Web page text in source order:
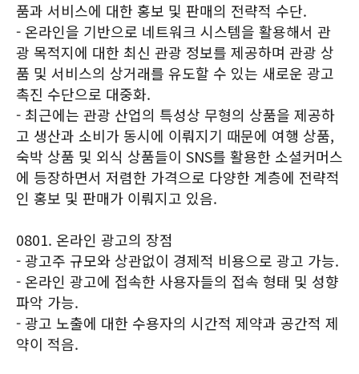
품과 서비스에 대한 홍보 및 판매의 전략적 수단.
- 온라인을 기반으로 네트워크 시스템을 활용해서 관
광 목적지에 대한 최신 관광 정보를 제공하며 관광 상
품 및 서비스의 상거래를 유도할 수 있는 새로운 광고
촉진 수단으로 대중화.
- 최근에는 관광 산업의 특성상 무형의 상품을 제공하
고 생산과 소비가 동시에 이뤄지기 때문에 여행 상품,
숙박 상품 및 외식 상품들이 SNS를 활용한 소셜커머스
에 등장하면서 저렴한 가격으로 다양한 계층에 전략적
인 홍보 및 판매가 이뤄지고 있음.
0801. 온라인 광고의 장점
- 광고주 규모와 상관없이 경제적 비용으로 광고 가능.
- 온라인 광고에 접속한 사용자들의 접속 형태 및 성향
파악 가능.
- 광고 노출에 대한 수용자의 시간적 제약과 공간적 제
약이 적음.